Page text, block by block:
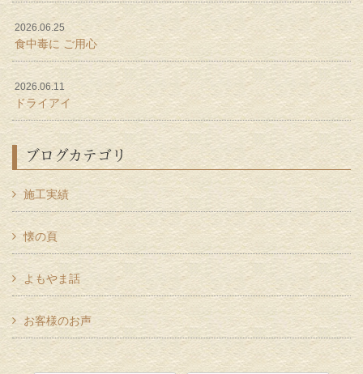
2026.06.25
食中毒に ご用心
2026.06.11
ドライアイ
ブログカテゴリ
施工実績
懐の頁
よもやま話
お客様のお声